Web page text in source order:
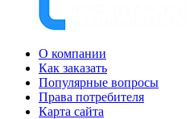
О компании
Как заказать
Популярные вопросы
Права потребителя
Карта сайта